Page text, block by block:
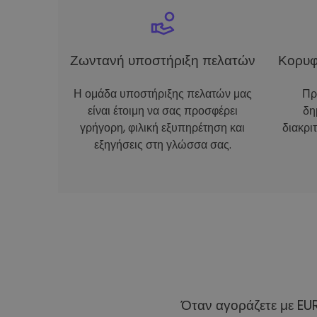
Ζωντανή υποστήριξη πελατών
Η ομάδα υποστήριξης πελατών μας
είναι έτοιμη να σας προσφέρει
γρήγορη, φιλική εξυπηρέτηση και
εξηγήσεις στη γλώσσα σας.
Όταν αγοράζετε με